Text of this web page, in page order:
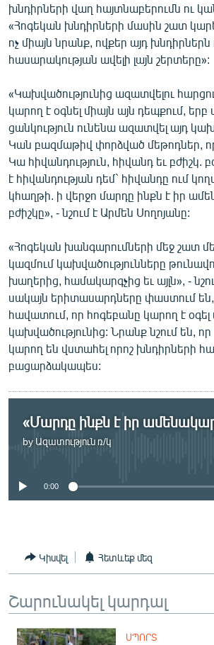
խնդիրների վաղ հայտնաբերումն ու
«Հոգեկան խնդիրների մասին շատ
ոչ միայն նրանք, ովքեր այդ խնդիրներն
հասարակության ավելի լայն շերտերը»:
«Կախվածությունից ազատվելու
կարող է օգնել միայն այն դեպքում,
ցանկություն ունենա ազատվել այդ
Կան բազմաթիվ փորձված մեթոդներ,
Կա հիվանդություն, հիվանդ եւ բժիշկ.
է հիվանդության դեմ` հիվանդը ում
կհաղթի. ի վերջո մարդը ինքն է իր
բժիշկը», - նշում է Արմեն Սողոյանը:
«Հոգեկան խանգարումների մեջ շատ
կազմում կախվածությունները
խաղերից, համակարգչից եւ այլն», -
սակայն երիտասարդները փաստում են,
հավատում, որ հոգեբանը կարող է
կախվածությունից: Նրանք նշում են,
կարող են վստահել որոշ խնդիրների
բացարձակապես:
by Ազատություն ռ/կ
No media source currently
0:00
Կիսվել Հետևեք մեզ
Շարունակել կարդալ
ՍՊՈՐՏ